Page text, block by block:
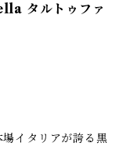
タルトゥファ
場イタリアが誇る黒